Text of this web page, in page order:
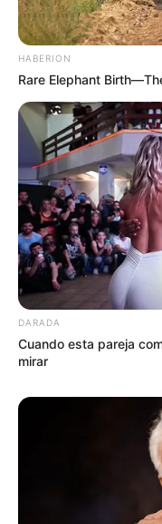
HABERION
Rare Elephant
DARADA
Cuando esta pareja
mirar